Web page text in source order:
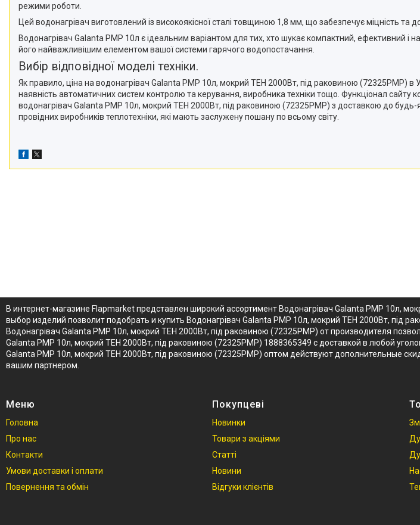
режими роботи.
Цей водонагрівач виготовлений із високоякісної сталі товщиною 1,8 мм, що забезпечує міцність та
Водонагрівач Galanta PMP 10л є ідеальним варіантом для тих, хто шукає компактний, ефективний і
його найважливішим елементом вашої системи гарячого водопостачання.
Вибір відповідної моделі техніки.
Як правило, ціна на водонагрівач Galanta PMP 10л, мокрий ТЕН 2000Вт, під раковиною (72325PMP) в
наявність автоматичних систем контролю та керування, виробника техніки тощо. Функціонал сайту
водонагрівач Galanta PMP 10л, мокрий ТЕН 2000Вт, під раковиною (72325PMP) з доставкою до
провідних виробників теплотехніки, які мають заслужену пошану по всьому світу.
В интернет-магазине Flapmarket представлен широкий ассортимент Водонагрівач Galanta PMP 10л,
выбор изделий позволит подобрать и купить Водонагрівач Galanta PMP 10л, мокрий ТЕН 2000Вт, під
Водонагрівач Galanta PMP 10л, мокрий ТЕН 2000Вт, під раковиною (72325PMP) от производителя
Galanta PMP 10л, мокрий ТЕН 2000Вт, під раковиною (72325PMP) 1888365349 с доставкой в любой
Galanta PMP 10л, мокрий ТЕН 2000Вт, під раковиною (72325PMP) оптом действуют дополнительные
вашим партнером.
Меню
Головна
Про нас
Контакти
Умови доставки і оплати
Повернення та обмін
Покупцеві
Новинки
Товари з акціями
Статті
Новини
Відгуки клієнтів